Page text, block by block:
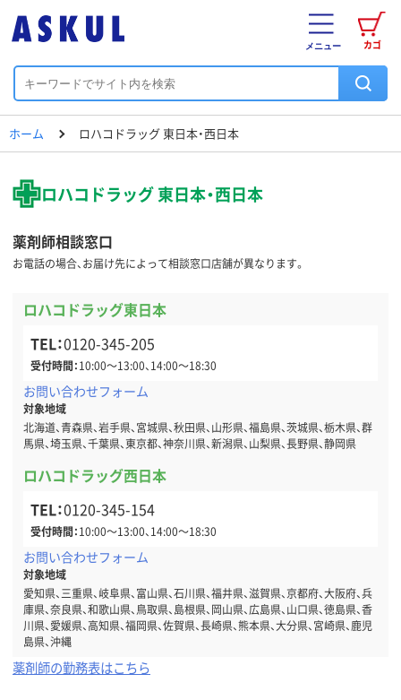
カゴ
メニュー
ホーム ロハコドラッグ 東日本・西日本
ロハコドラッグ 東日本・西日本
薬剤師相談窓口
お電話の場合、お届け先によって相談窓口店舗が異なります。
ロハコドラッグ東日本
TEL：0120-345-205
受付時間：10:00～13:00、14:00～18:30
お問い合わせフォーム
対象地域
北海道、青森県、岩手県、宮城県、秋田県、山形県、福島県、茨城県、栃木県、群
馬県、埼玉県、千葉県、東京都、神奈川県、新潟県、山梨県、長野県、静岡県
ロハコドラッグ西日本
TEL：0120-345-154
受付時間：10:00～13:00、14:00～18:30
お問い合わせフォーム
対象地域
愛知県、三重県、岐阜県、富山県、石川県、福井県、滋賀県、京都府、大阪府、兵
庫県、奈良県、和歌山県、鳥取県、島根県、岡山県、広島県、山口県、徳島県、香
川県、愛媛県、高知県、福岡県、佐賀県、長崎県、熊本県、大分県、宮崎県、鹿児
島県、沖縄
薬剤師の勤務表はこちら